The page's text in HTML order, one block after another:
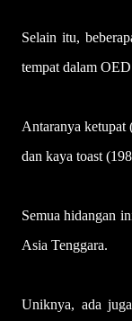
Selain itu,
tempat dalam
Antaranya ketupat
dan kaya toast
Semua hidangan
Asia Tenggara.
Uniknya, ada